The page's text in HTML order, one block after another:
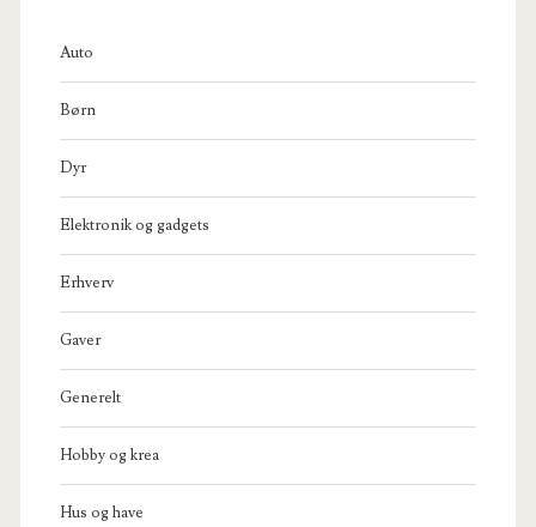
Auto
Børn
Dyr
Elektronik og gadgets
Erhverv
Gaver
Generelt
Hobby og krea
Hus og have